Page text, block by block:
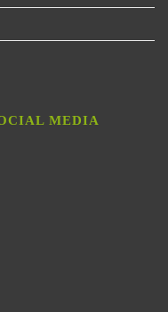
MEDIA